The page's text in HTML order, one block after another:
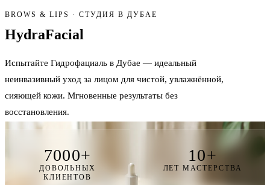
BROWS & LIPS · СТУДИЯ В ДУБАЕ
HydraFacial
Испытайте Гидрофациаль в Дубае — идеальный
неинвазивный уход за лицом для чистой, увлажнённой,
сияющей кожи. Мгновенные результаты без
восстановления.
7000+
ДОВОЛЬНЫХ
КЛИЕНТОВ
10+
ЛЕТ МАСТЕРСТВА